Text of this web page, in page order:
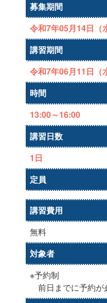
募集期間
令和7年05月14日（
講習期間
令和7年06月11日（
時間
13:00～16:00
講習日数
1日
定員
講習費用
無料
対象者
※予約制
前日までに予約が